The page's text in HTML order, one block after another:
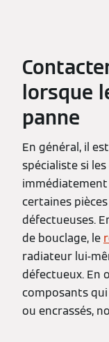
lorsque
panne
En général, il
spécialiste si
immédiatement
certaines
défectueuses.
de bouclage, le
radiateur lui-
défectueux. En
composants
ou encrassés,